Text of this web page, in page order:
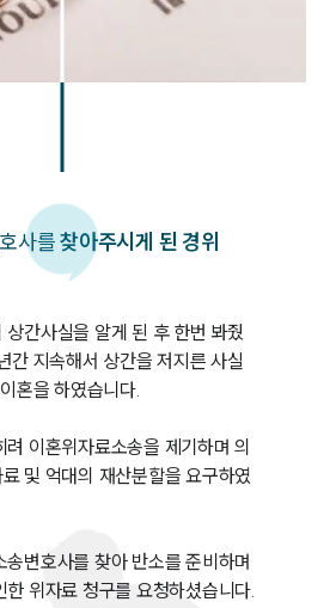
사를찾아주시게 된 경위
상간사실을 알게 된 후 한번 봐줬
간 지속해서 상간을 저지른 사실
혼을 하였습니다.
이혼위자료소송을 제기하며 의
및 억대의 재산분할을 요구하였
송변호사를 찾아 반소를 준비하며
한 위자료 청구를 요청하셨습니다.